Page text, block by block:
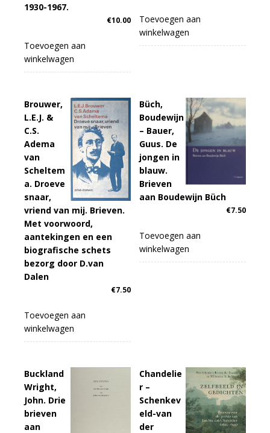
1930-1967.
€10.00
Toevoegen aan
winkelwagen
Toevoegen aan
winkelwagen
Brouwer,
L.E.J. &
C.S.
Adema
van
Scheltem
a. Droeve
snaar,
vriend van mij. Brieven.
Met voorwoord,
aantekingen en een
biografische schets
bezorg door D.van
Dalen
€7.50
Toevoegen aan
winkelwagen
Büch,
Boudewijn
– Bauer,
Guus. De
jongen in
blauw.
Brieven
aan Boudewijn Büch
€7.50
Toevoegen aan
winkelwagen
Buckland
Wright,
John. Drie
brieven
aan
Chandelie
r –
Schenkev
eld-van
der